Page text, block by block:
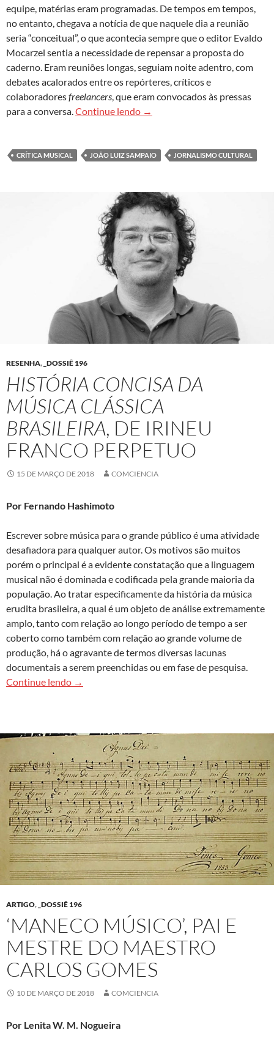
equipe, matérias eram programadas. De tempos em tempos,
no entanto, chegava a notícia de que naquele dia a reunião
seria “conceitual”, o que acontecia sempre que o editor Evaldo
Mocarzel sentia a necessidade de repensar a proposta do
caderno. Eram reuniões longas, seguiam noite adentro, com
debates acalorados entre os repórteres, críticos e
colaboradoresfreelancers, que eram convocados às pressas
para a conversa.Continue lendo Um sentido para o jornalismo
→
CRÍTICA MUSICAL JOÃO LUIZ SAMPAIO JORNALISMO CULTURAL
RESENHA, _DOSSIÊ 196
HISTÓRIA CONCISA DA
MÚSICA CLÁSSICA
BRASILEIRA, DE IRINEU
FRANCO PERPETUO
15 DE MARÇO DE 2018 COMCIENCIA
Por Fernando Hashimoto
Escrever sobre música para o grande público é uma atividade
desafiadora para qualquer autor. Os motivos são muitos
porém o principal é a evidente constatação que a linguagem
musical não é dominada e codificada pela grande maioria da
população. Ao tratar especificamente da história da música
erudita brasileira, a qual é um objeto de análise extremamente
amplo, tanto com relação ao longo período de tempo a ser
coberto como também com relação ao grande volume de
produção, há o agravante de termos diversas lacunas
documentais a serem preenchidas ou em fase de pesquisa.
Continue lendo História concisa da música clássica brasileira
→
ARTIGO, _DOSSIÊ 196
‘MANECO MÚSICO’, PAI E
MESTRE DO MAESTRO
CARLOS GOMES
10 DE MARÇO DE 2018 COMCIENCIA
Por Lenita W. M. Nogueira